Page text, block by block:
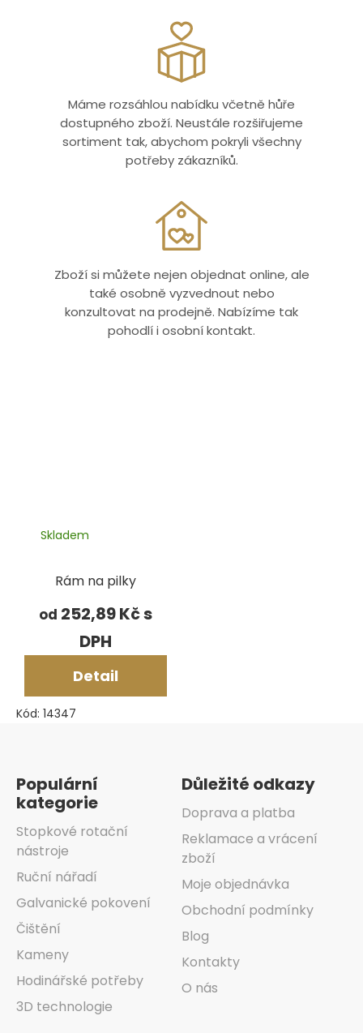
Máme rozsáhlou nabídku včetně hůře
dostupného zboží. Neustále rozšiřujeme
sortiment tak, abychom pokryli všechny
potřeby zákazníků.
Zboží si můžete nejen objednat online, ale
také osobně vyzvednout nebo
konzultovat na prodejně. Nabízíme tak
pohodlí i osobní kontakt.
Rám na pilky
Skladem
od 252,89 Kč
Detail
Kód: 14347
Populární
kategorie
Stopkové rotační
nástroje
Ruční nářadí
Galvanické pokovení
Čištění
Kameny
Hodinářské potřeby
3D technologie
Důležité odkazy
Doprava a platba
Reklamace a vrácení
zboží
Moje objednávka
Obchodní podmínky
Blog
Kontakty
O nás